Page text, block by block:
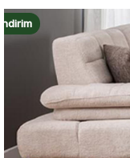
%18 İndirim